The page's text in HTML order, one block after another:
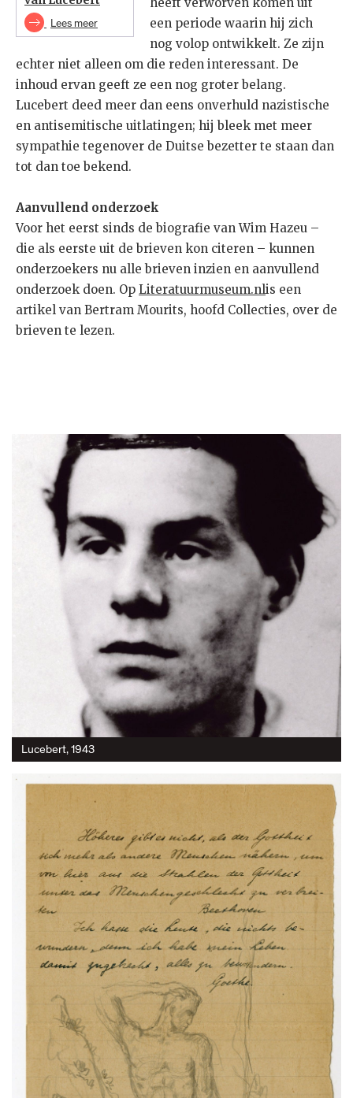
Lees meer
heeft verworven komen uit
een periode waarin hij zich
nog volop ontwikkelt. Ze zijn
echter niet alleen om die reden interessant. De
inhoud ervan geeft ze een nog groter belang.
Lucebert deed meer dan eens onverhuld nazistische
en antisemitische uitlatingen; hij bleek met meer
sympathie tegenover de Duitse bezetter te staan dan
tot dan toe bekend.
Aanvullend onderzoek
Voor het eerst sinds de biografie van Wim Hazeu –
die als eerste uit de brieven kon citeren – kunnen
onderzoekers nu alle brieven inzien en aanvullend
onderzoek doen. Op Literatuurmuseum.nlis een
artikel van Bertram Mourits, hoofd Collecties, over de
brieven te lezen.
Lucebert, 1943